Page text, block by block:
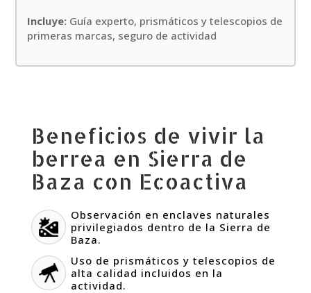
Incluye: Guía experto, prismáticos y telescopios de
primeras marcas, seguro de actividad
Beneficios de vivir la
berrea en Sierra de
Baza con Ecoactiva
Observación en enclaves naturales
privilegiados dentro de la Sierra de
Baza.
Uso de prismáticos y telescopios de
alta calidad incluidos en la
actividad.